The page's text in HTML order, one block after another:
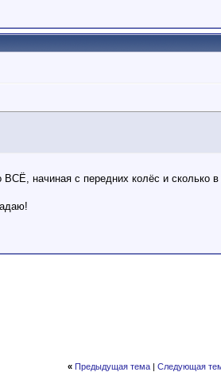
начиная с передних колёс и сколько в
« Предыдущая тема| Следующая